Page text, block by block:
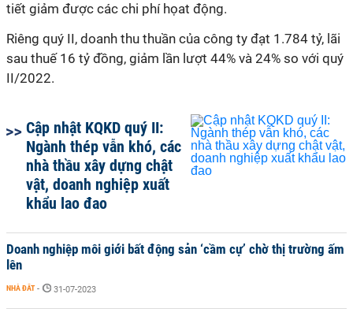
tiết giảm được các chi phí họat động.
Riêng quý II, doanh thu thuần của công ty đạt 1.784 tỷ, lãi
sau thuế 16 tỷ đồng, giảm lần lượt 44% và 24% so với quý
II/2022.
Cập nhật KQKD quý II:
Ngành thép vẫn khó, các
nhà thầu xây dựng chật
vật, doanh nghiệp xuất
khẩu lao đao
Doanh nghiệp môi giới bất động sản ‘cầm cự’ chờ thị trường ấm
lên
NHÀ ĐẤT - 31-07-2023